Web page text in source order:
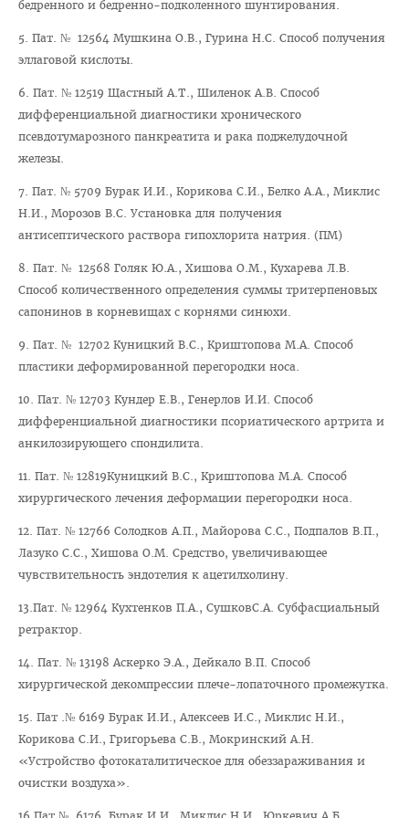
Отдел по идеологической и воспитательной работе
Студенческий клуб
Cоциально-педагогическая и психологическая служба
Кураторы
Совет волонтеров
2025 год — Год благоустройства
Год мира и созидания
Великая Победа
Навстречу референдуму
Год народного единства
Стратегия: Молодежь Беларуси - 20.30
ПОО «Белорусский Союз Женщин»
ПО РОО «Белая Русь»
Совет ветеранов ВГМУ
Награды сотрудников ВГМУ
Медаль Ф. Скорины
Заслуженный врач РБ
бедренного и бедренно-подколенного шунтирования.
5. Пат. № 12564 Мушкина О.В., Гурина Н.С. Способ получения
эллаговой кислоты.
6. Пат. № 12519 Щастный А.Т., Шиленок А.В. Способ
дифференциальной диагностики хронического
псевдотумарозного панкреатита и рака поджелудочной
железы.
7. Пат. № 5709 Бурак И.И., Корикова С.И., Белко А.А., Миклис
Н.И., Морозов В.С. Установка для получения
антисептического раствора гипохлорита натрия. (ПМ)
8. Пат. № 12568 Голяк Ю.А., Хишова О.М., Кухарева Л.В.
Способ количественного определения суммы тритерпеновых
сапонинов в корневищах с корнями синюхи.
9. Пат. № 12702 Куницкий В.С., Криштопова М.А. Способ
пластики деформированной перегородки носа.
10. Пат. № 12703 Кундер Е.В., Генерлов И.И. Способ
дифференциальной диагностики псориатического артрита и
анкилозирующего спондилита.
11. Пат. № 12819Куницкий В.С., Криштопова М.А. Способ
хирургического лечения деформации перегородки носа.
12. Пат. № 12766 Солодков А.П., Майорова С.С., Подпалов В.П.,
Лазуко С.С., Хишова О.М. Средство, увеличивающее
чувствительность эндотелия к ацетилхолину.
13.Пат. № 12964 Кухтенков П.А., СушковС.А. Субфасциальный
ретрактор.
14. Пат. № 13198 Аскерко Э.А., Дейкало В.П. Способ
хирургической декомпрессии плече-лопаточного промежутка.
15. Пат .№ 6169 Бурак И.И., Алексеев И.С., Миклис Н.И.,
Корикова С.И., Григорьева С.В., Мокринский А.Н.
«Устройство фотокаталитическое для обеззараживания и
очистки воздуха».